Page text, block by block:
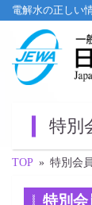
電解水の正しい
特別
TOP » 特別会
特別会